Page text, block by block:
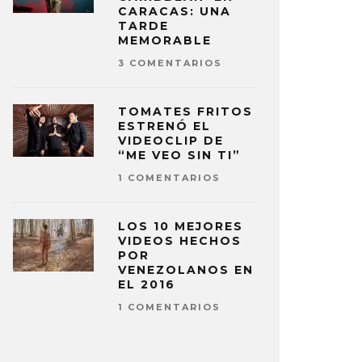
CARACAS: UNA
TARDE
MEMORABLE
3 COMENTARIOS
TOMATES FRITOS
ESTRENÓ EL
VIDEOCLIP DE
“ME VEO SIN TI”
1 COMENTARIOS
LOS 10 MEJORES
VIDEOS HECHOS
POR
VENEZOLANOS EN
EL 2016
1 COMENTARIOS